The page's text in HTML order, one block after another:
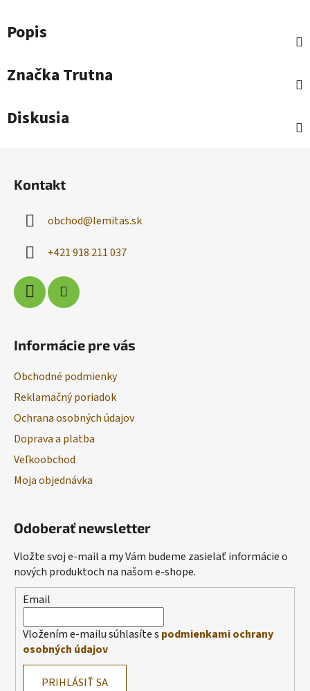
Popis
Značka Trutna
Diskusia
Kontakt
obchod@lemitas.sk
+421 918 211 037
Informácie pre vás
Obchodné podmienky
Reklamačný poriadok
Ochrana osobných údajov
Doprava a platba
Veľkoobchod
Moja objednávka
Odoberať newsletter
Vložte svoj e-mail a my Vám budeme zasielať informácie o
nových produktoch na našom e-shope.
Email
Vložením e-mailu súhlasíte s podmienkami ochrany
osobných údajov
PRIHLÁSIŤ SA